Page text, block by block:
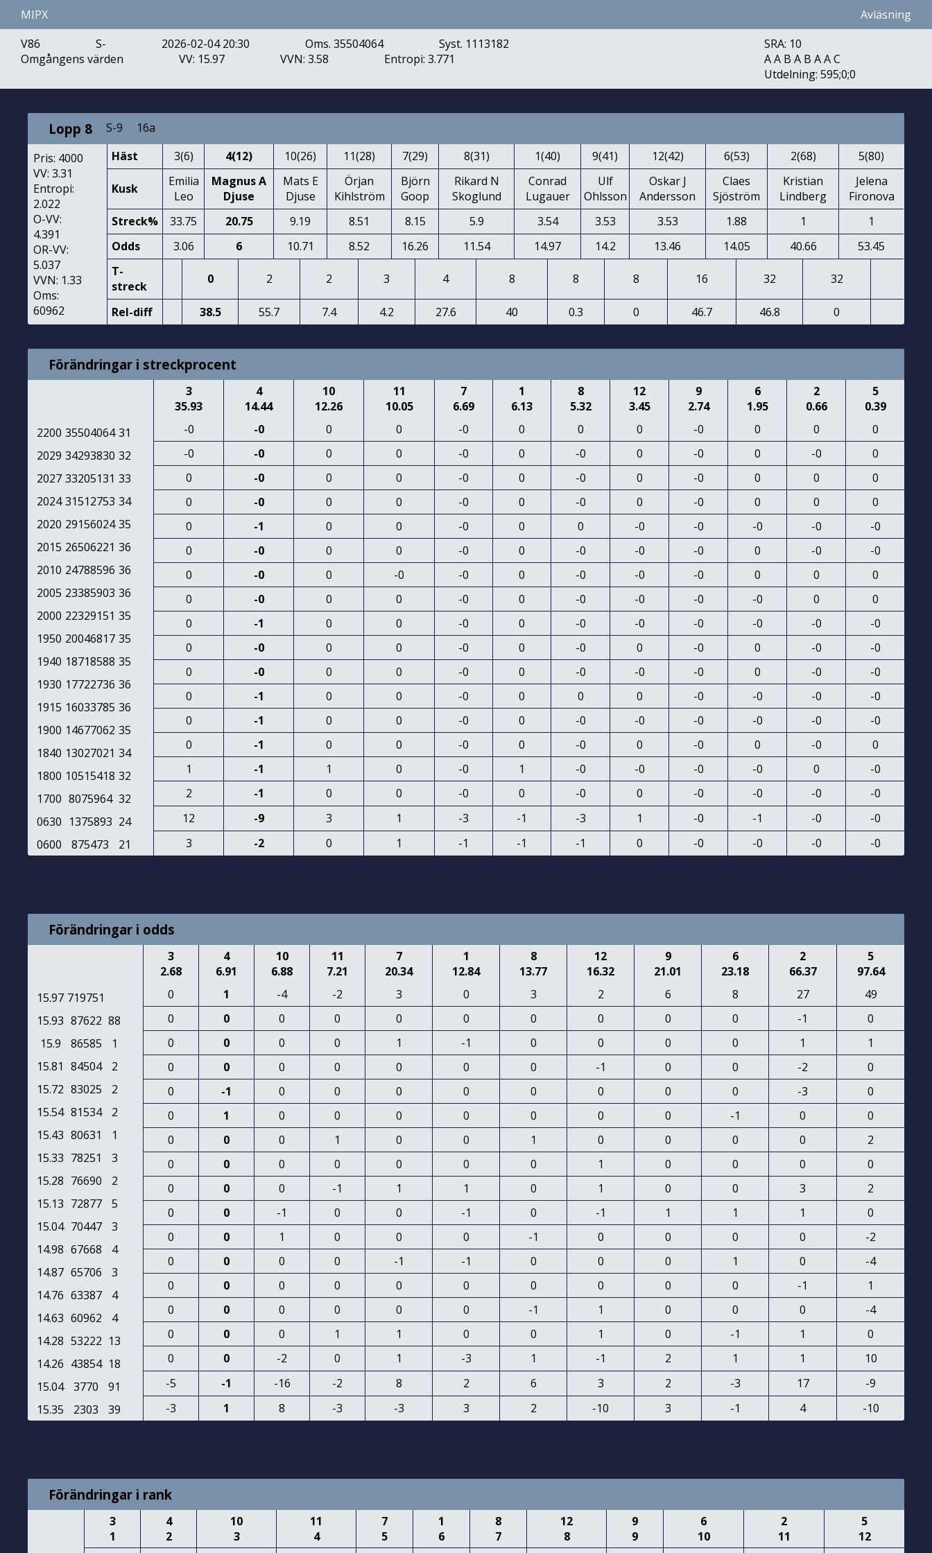
MIPX
Avläsning
V86
S- 2026-02-04 20:30 Oms. 35504064
Syst. 1113182
Omgångens värden
VV: 15.97 VVN: 3.58 Entropi: 3.771
SRA: 10
A A B A B A A C
Utdelning: 595;0;0
Lopp 8 S-9
16a
Pris: 4000
VV: 3.31
Entropi:
2.022
O-VV:
4.391
OR-VV:
5.037
VVN: 1.33
Oms:
60962
Häst 3(6) 4(12) 10(26) 11(28) 7(29) 8(31) 1(40) 9(41) 12(42) 6(53) 2(68) 5(80)
Kusk
Emilia
Leo
Magnus A
Djuse
Mats E
Djuse
Örjan
Kihlström
Björn
Goop
Rikard N
Skoglund
Conrad
Lugauer
Ulf
Ohlsson
Oskar J
Andersson
Claes
Sjöström
Kristian
Lindberg
Jelena
Fironova
Streck%
33.75 20.75 9.19 8.51 8.15 5.9 3.54 3.53 3.53 1.88 1
1
Odds
3.06 6 10.71 8.52 16.26 11.54 14.97 14.2 13.46 14.05 40.66
53.45
T-
streck
0 2 2 3 4 8 8 8 16 32 32
Rel-diff 38.5 55.7 7.4 4.2 27.6 40 0.3 0 46.7 46.8 0
Förändringar i streckprocent
2200 35504064 31
2029 34293830 32
2027 33205131 33
2024 31512753 34
2020 29156024 35
2015 26506221 36
2010 24788596 36
2005 23385903 36
2000 22329151 35
1950 20046817 35
1940 18718588 35
1930 17722736 36
1915 16033785 36
1900 14677062 35
1840 13027021 34
1800 10515418 32
1700 8075964 32
0630 1375893 24
0600
875473 21
3
35.93
4
14.44
10
12.26
11
10.05
7
6.69
1
6.13
8
5.32
12
3.45
9
2.74
6
1.95
2
0.66
5
0.39
-0
-0 0 0 -0 0 0 0 -0 0 0
0
-0
-0 0 0 -0 0 -0 0 -0 0 -0
0
0
-0 0 0 -0 0 -0 0 -0 0 0
0
0
-0 0 0 -0 0 -0 0 -0 0 0
0
0
-1 0 0 -0 0 0 -0 -0 -0 -0
-0
0
-0 0 0 -0 0 -0 -0 -0 0 -0
-0
0
-0 0 -0 -0 0 -0 -0 -0 0 0
0
0
-0 0 0 -0 0 -0 -0 -0 -0 0
0
0
-1 0 0 -0 0 -0 -0 -0 -0 -0
-0
0
-0 0 0 -0 0 -0 0 -0 0 -0
-0
0
-0 0 0 -0 0 -0 -0 -0 0 -0
-0
0
-1 0 0 -0 0 0 0 -0 -0 -0
-0
0
-1 0 0 -0 0 -0 -0 -0 -0 -0
-0
0
-1 0 0 -0 0 -0 0 -0 0 -0
0
1
-1 1 0 -0 1 -0 -0 -0 -0 0
-0
2
-1 0 0 -0 0 -0 0 -0 -0 -0
-0
12
-9 3 1 -3 -1 -3 1 -0 -1 -0
-0
3
-2 0 1 -1 -1 -1 0 -0 -0 -0 -0
Förändringar i odds
15.97 719751
15.93 87622 88
15.9
86585
1
15.81 84504
2
15.72 83025
2
15.54 81534
2
15.43 80631
1
15.33 78251
3
15.28 76690
2
15.13 72877
5
15.04 70447
3
14.98 67668
4
14.87 65706
3
14.76 63387
4
14.63 60962
4
14.28 53222 13
14.26 43854 18
15.04
3770
91
15.35
2303 39
3
2.68
4
6.91
10
6.88
11
7.21
7
20.34
1
12.84
8
13.77
12
16.32
9
21.01
6
23.18
2
66.37
5
97.64
0
1 -4 -2 3 0 3 2 6 8 27
49
0
0 0 0 0 0 0 0 0 0 -1
0
0
0 0 0 1 -1 0 0 0 0 1
1
0
0 0 0 0 0 0 -1 0 0 -2
0
0
-1 0 0 0 0 0 0 0 0 -3
0
0
1 0 0 0 0 0 0 0 -1 0
0
0
0 0 1 0 0 1 0 0 0 0
2
0
0 0 0 0 0 0 1 0 0 0
0
0
0 0 -1 1 1 0 1 0 0 3
2
0
0 -1 0 0 -1 0 -1 1 1 1
0
0
0 1 0 0 0 -1 0 0 0 0
-2
0
0 0 0 -1 -1 0 0 0 1 0
-4
0
0 0 0 0 0 0 0 0 0 -1
1
0
0 0 0 0 0 -1 1 0 0 0
-4
0
0 0 1 1 0 0 1 0 -1 1
0
0
0 -2 0 1 -3 1 -1 2 1 1
10
-5
-1 -16 -2 8 2 6 3 2 -3 17
-9
-3
1 8 -3 -3 3 2 -10 3 -1 4 -10
Förändringar i rank
3
1
4
2
10
3
11
4
7
5
1
6
8
7
12
8
9
9
6
10
2
11
5
12